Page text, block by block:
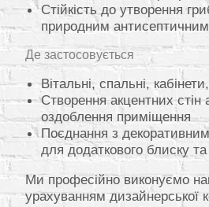
Стійкість до утворення
природним
Де застосовується
Вітальні, спальні,
Створення акцентних стін
оздоблення приміщення
Поєднання з
для додаткового блиску
Ми професійно виконуємо
урахуванням дизайнерської